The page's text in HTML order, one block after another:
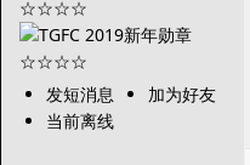
发短消息
加为好友
当前离线